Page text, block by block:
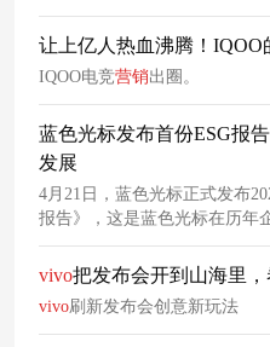
共同发起年度广告业最佳创意
遴选出全国100位优秀创意领
让上亿人热血沸腾！IQOO
IQOO电竞营销出圈。
蓝色光标发布首份ESG报
发展
4月21日，蓝色光标正式发布
报告》，这是蓝色光标在历年
份环境、社会及公司治理报告
态蓝色光标密切关注行业发展
领，与行业、客户及上下游合
续营销生态。
vivo把发布会开到山海里
vivo刷新发布会创意新玩法